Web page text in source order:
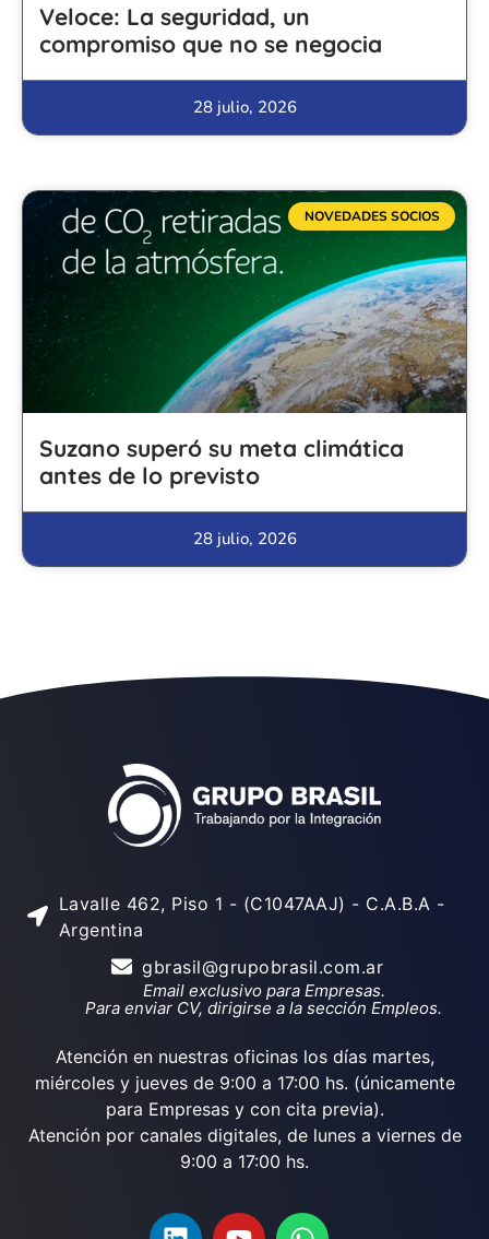
Veloce: La seguridad, un
compromiso que no se negocia
28 julio, 2026
NOVEDADES SOCIOS
Suzano superó su meta climática
antes de lo previsto
28 julio, 2026
Lavalle 462, Piso 1 - (C1047AAJ) - C.A.B.A -
Argentina
gbrasil@grupobrasil.com.ar
Email exclusivo para Empresas.
Para enviar CV, dirigirse a la sección Empleos.
Atención en nuestras oficinas los días martes,
miércoles y jueves de 9:00 a 17:00 hs. (únicamente
para Empresas y con cita previa).
Atención por canales digitales, de lunes a viernes de
9:00 a 17:00 hs.